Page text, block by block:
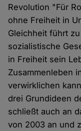
Revolution "Für
ohne Freiheit in
Gleichheit führt
sozialistische
in Freiheit sein
Zusammenleben
verwirklichen
drei Grundideen
schließt auch an
von 2003 an und